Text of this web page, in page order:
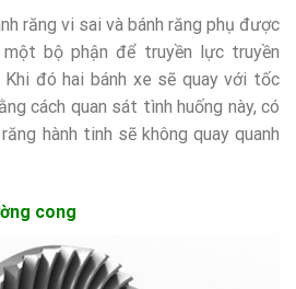
răng vi sai và bánh răng phụ được
bộ phận để truyền lực truyền
Khi đó hai bánh xe sẽ quay với tốc
cách quan sát tình huống này, có
hành tinh sẽ không quay quanh
cong